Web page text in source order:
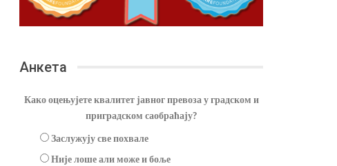
Анкета
Како оцењујете квалитет јавног превоза у градском и
приградском саобраћају?
Заслужују све похвале
Није лоше али може и боље